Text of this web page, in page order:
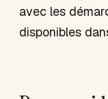
avec les
disponibles